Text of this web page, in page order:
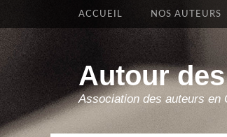
Autour
Association des auteurs en
Premier Menu
Aller
ACCUEIL NOS AUTEURS